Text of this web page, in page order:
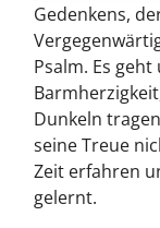
Gedenkens,
Psalm. Es
Dunkeln
seine Treue
Zeit erfahren
gelernt.